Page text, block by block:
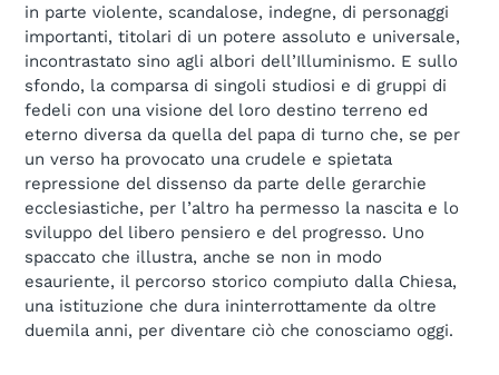
in parte violente, scandalose, indegne, di personaggi
importanti, titolari di un potere assoluto e universale,
incontrastato sino agli albori dell’Illuminismo. E sullo
sfondo, la comparsa di singoli studiosi e di gruppi di
fedeli con una visione del loro destino terreno ed
eterno diversa da quella del papa di turno che, se per
un verso ha provocato una crudele e spietata
repressione del dissenso da parte delle gerarchie
ecclesiastiche, per l’altro ha permesso la nascita e lo
sviluppo del libero pensiero e del progresso. Uno
spaccato che illustra, anche se non in modo
esauriente, il percorso storico compiuto dalla Chiesa,
una istituzione che dura ininterrottamente da oltre
duemila anni, per diventare ciò che conosciamo oggi.